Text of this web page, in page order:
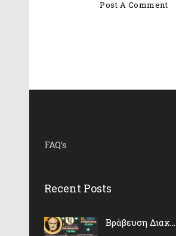
FAQ’s
Recent Posts
Βράβευση Διακ...